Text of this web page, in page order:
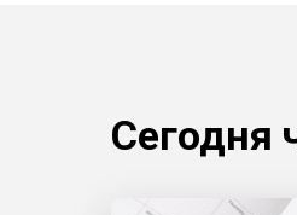
Сегодня